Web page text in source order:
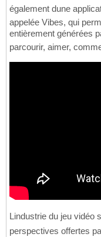
également dune
appelée Vibes, qui
entièrement générées
parcourir, aimer,
Lindustrie du jeu
perspectives offertes